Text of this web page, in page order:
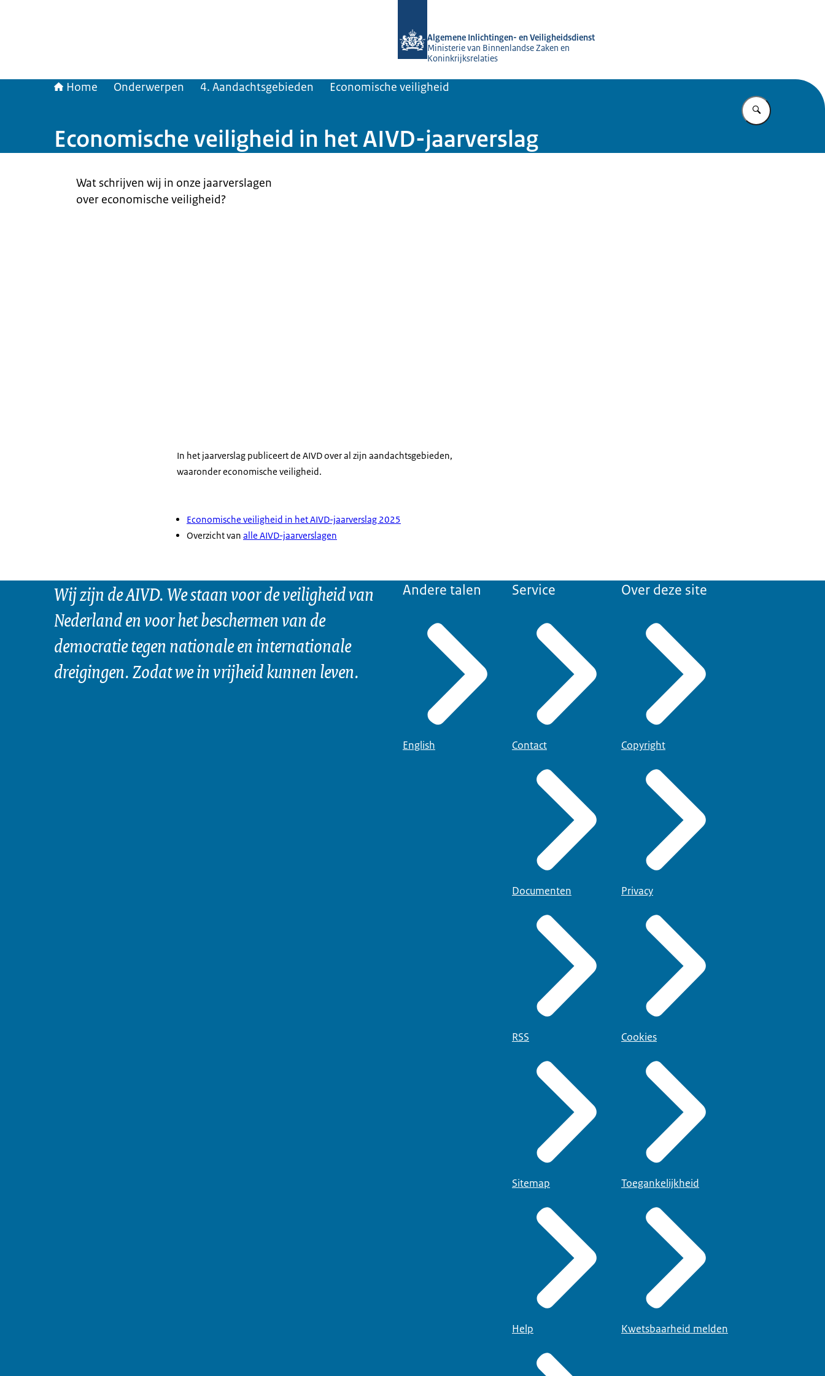
Algemene Inlichtingen- en Veiligheidsdienst
Ministerie van Binnenlandse Zaken en
Koninkrijksrelaties
Home Onderwerpen 4. Aandachtsgebieden Economische veiligheid
Vul in wat u
Economische veiligheid in het AIVD-jaarverslag
Wat schrijven wij in onze jaarverslagen
over economische veiligheid?
In het jaarverslag publiceert de AIVD over al zijn aandachtsgebieden,
waaronder economische veiligheid.
Economische veiligheid in het AIVD-jaarverslag 2025
Overzicht van alle AIVD-jaarverslagen
Wij zijn de AIVD. We staan voor de veiligheid van
Nederland en voor het beschermen van de
democratie tegen nationale en internationale
dreigingen. Zodat we in vrijheid kunnen leven.
Andere talen
English
Service
Contact
Documenten
RSS
Sitemap
Help
Over deze site
Copyright
Privacy
Cookies
Toegankelijkheid
Kwetsbaarheid melden